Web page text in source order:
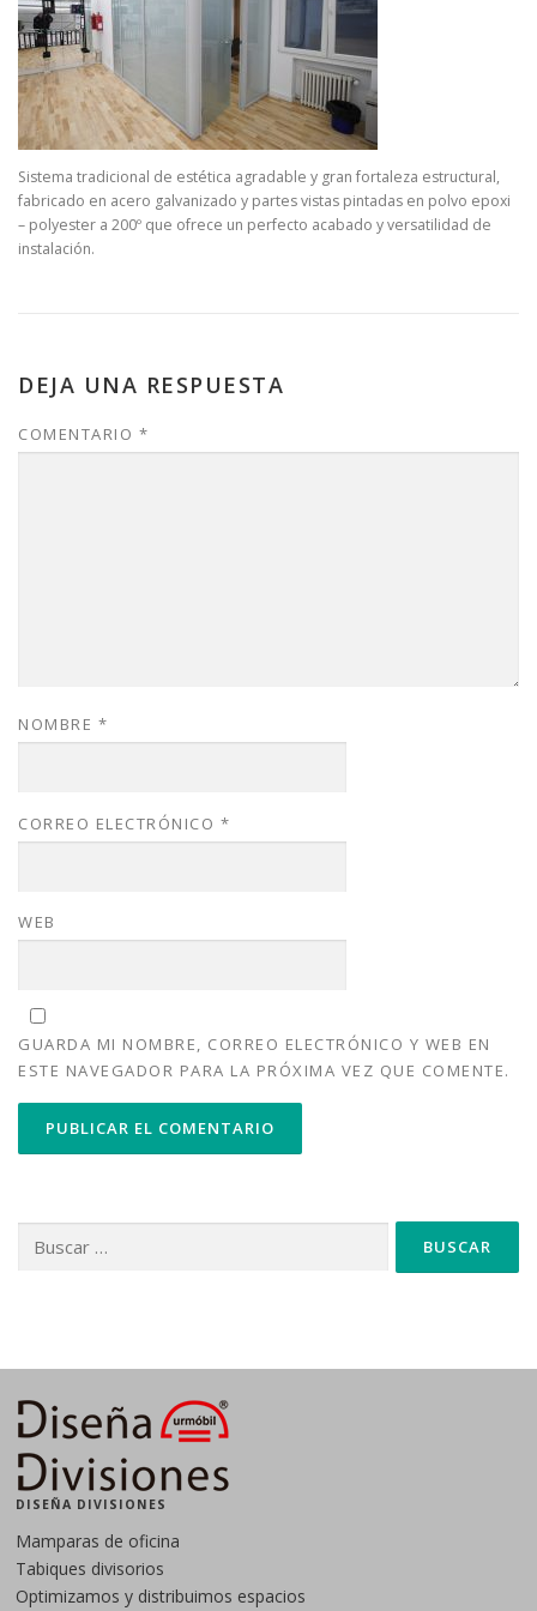
Sistema tradicional de estética agradable y gran fortaleza estructural,
fabricado en acero galvanizado y partes vistas pintadas en polvo epoxi
– polyester a 200º que ofrece un perfecto acabado y versatilidad de
instalación.
DEJA UNA RESPUESTA
COMENTARIO *
NOMBRE *
CORREO ELECTRÓNICO *
WEB
GUARDA MI NOMBRE, CORREO ELECTRÓNICO Y WEB EN
ESTE NAVEGADOR PARA LA PRÓXIMA VEZ QUE COMENTE.
DISEÑA DIVISIONES
Mamparas de oficina
Tabiques divisorios
Optimizamos y distribuimos espacios